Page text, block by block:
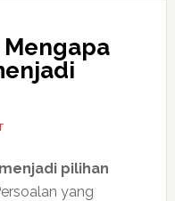
pilihan
yang